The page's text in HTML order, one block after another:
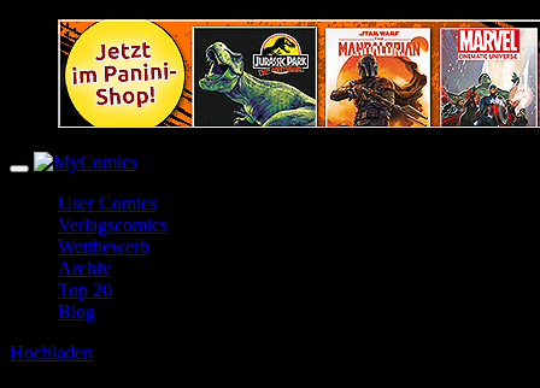
User Comics
Verlagscomics
Wettbewerb
Archiv
Top 20
Blog
Hochladen